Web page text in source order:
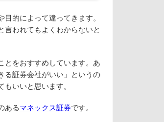
的によって違ってきます。
言われてもよくわからないと
とをおすすめしています。あ
る証券会社がいい」というの
いいと思います。
あるマネックス証券です。